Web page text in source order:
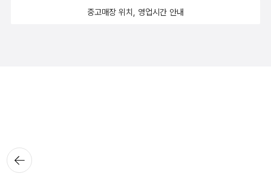
뒤로가
기
중고매장 위치, 영업시간 안내